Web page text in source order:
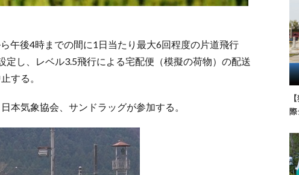
午後4時までの間に1日当たり最大6回程度の片道飛行
定し、レベル3.5飛行による宅配便（模擬の荷物）の配送
する。
本気象協会、サンドラッグが参加する。
際